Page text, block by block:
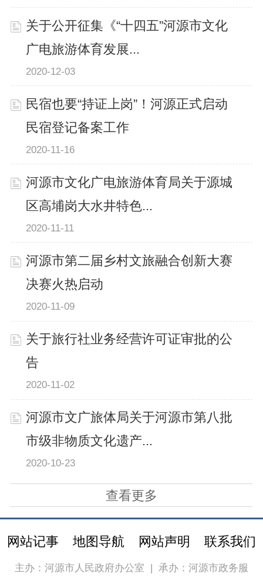
关于公开征集《“十四五”河源市文化
广电旅游体育发展...
2020-12-03
民宿也要“持证上岗”！河源正式启动
民宿登记备案工作
2020-11-16
河源市文化广电旅游体育局关于源城
区高埔岗大水井特色...
2020-11-11
河源市第二届乡村文旅融合创新大赛
决赛火热启动
2020-11-09
关于旅行社业务经营许可证审批的公
告
2020-11-02
河源市文广旅体局关于河源市第八批
市级非物质文化遗产...
2020-10-23
查看更多
网站记事 地图导航 网站声明 联系我们
主办：河源市人民政府办公室 承办：河源市政务服